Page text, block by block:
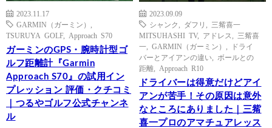
2023.11.17
GARMIN（ガーミン）
TSURUYA GOLF, Approach S70
ガーミンのGPS・腕時計型ゴ
ルフ距離計『Garmin
Approach S70』の試用イン
プレッション 評価・クチコミ
｜つるやゴルフ公式チャンネ
ル
2023.09.09
シャンク
ダフリ
三觜喜一
MITSUHASHI TV, アドレス
三觜喜
一
GARMIN（ガーミン）
ドライ
バーとアイアンの違い
ボールとの
距離
Approach R10
ドライバーは得意だけどアイ
アンが苦手！その原因は意外
なところにありました｜三觜
喜一プロのアマチュアレッス